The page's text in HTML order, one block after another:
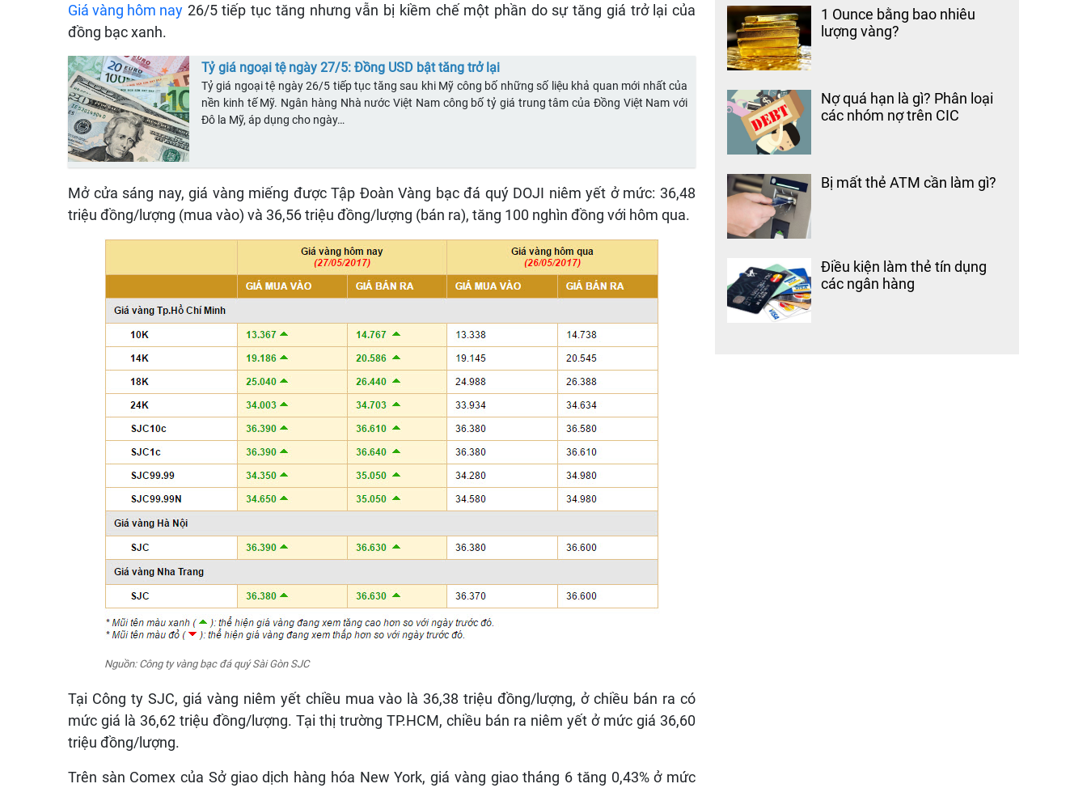
Giá vàng hôm nay 26/5 tiếp tục tăng nhưng vẫn bị kiềm chế một phần do sự tăng giá trở lại của
đồng bạc xanh.
Tỷ giá ngoại tệ ngày 27/5: Đồng USD bật tăng trở lại
Tỷ giá ngoại tệ ngày 26/5 tiếp tục tăng sau khi Mỹ công bố những số liệu khả quan mới nhất của
nền kinh tế Mỹ. Ngân hàng Nhà nước Việt Nam công bố tỷ giá trung tâm của Đồng Việt Nam với
Đô la Mỹ, áp dụng cho ngày…
Mở cửa sáng nay, giá vàng miếng được Tập Đoàn Vàng bạc đá quý DOJI niêm yết ở mức: 36,48
triệu đồng/lượng (mua vào) và 36,56 triệu đồng/lượng (bán ra), tăng 100 nghìn đồng với hôm qua.
Nguồn: Công ty vàng bạc đá quý Sài Gòn SJC
Tại Công ty SJC, giá vàng niêm yết chiều mua vào là 36,38 triệu đồng/lượng, ở chiều bán ra có
mức giá là 36,62 triệu đồng/lượng. Tại thị trường TP.HCM, chiều bán ra niêm yết ở mức giá 36,60
triệu đồng/lượng.
Trên sàn Comex của Sở giao dịch hàng hóa New York, giá vàng giao tháng 6 tăng 0,43% ở mức
1 Ounce bằng bao nhiêu
lượng vàng?
Nợ quá hạn là gì? Phân loại
các nhóm nợ trên CIC
Bị mất thẻ ATM cần làm gì?
Điều kiện làm thẻ tín dụng
các ngân hàng